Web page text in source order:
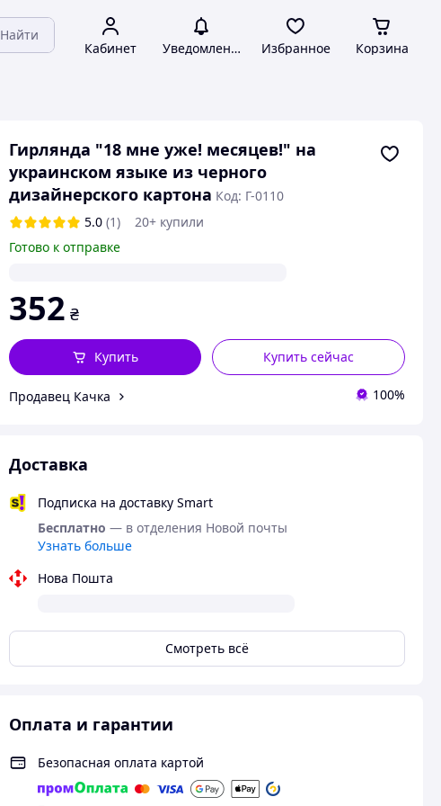
Найти
Кабинет Уведомления Избранное Корзина
Гирлянда "18 мне уже! месяцев!" на
украинском языке из черного
дизайнерского картона Код: Г-0110
5.0 (1)
20+ купили
Готово к отправке
352 ₴
Купить сейчас
Купить
Продавец Качка 100%
Доставка
Подписка на доставку Smart
Бесплатно — в отделения Новой почты
Узнать больше
Нова Пошта
Смотреть всё
Оплата и гарантии
Безопасная оплата картой